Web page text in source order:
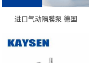
进口气动隔膜泵 德国
输送